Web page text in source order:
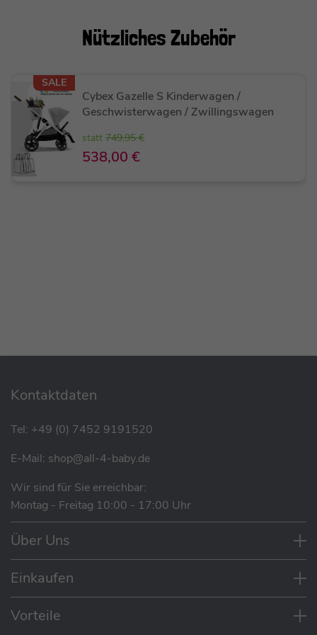
XXL-Sonnenverdeck mit atmungsaktivem
Grosszügiger Innenraum & weiche Matratze
Maximaler Komfort und Rückenunterstützung
Integriertem Tragegriff zum leichten tragen,
sowie auf dem Gestell anbringen und
abnehmen
Macht den Gazelle S Buggy zum
Neugeborenwagen, Geschwisterwagen mit
Babywannen notwendig)
Nützliches Zubehör
SALE
Cybex Gazelle S Kinderwagen /
Geschwisterwagen / Zwillingswagen
statt 749,95 €
538,00 €
Kontaktdaten
Tel: +49 (0) 7452 9191520
E-Mail: shop@all-4-baby.de
Wir sind für Sie erreichbar:
Montag - Freitag 10:00 - 17:00 Uhr
Über Uns
Einkaufen
Vorteile